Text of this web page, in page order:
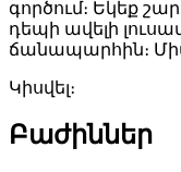
գործում։ Եկեք
դեպի ավելի
ճանապարհին։
Կիսվել։
Բաժիններ